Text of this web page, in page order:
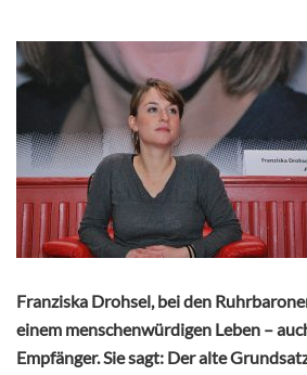
Franziska Drohsel, bei den
einem menschenwürdigen Leben –
Empfänger. Sie sagt: Der alte